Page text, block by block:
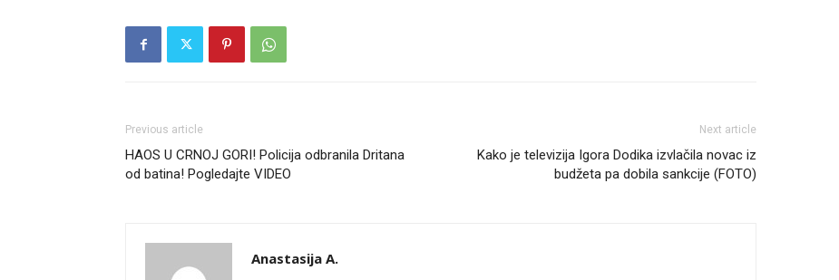
Previous article
HAOS U CRNOJ GORI! Policija odbranila Dritana
od batina! Pogledajte VIDEO
Next article
Kako je televizija Igora Dodika izvlačila novac iz
budžeta pa dobila sankcije (FOTO)
Anastasija A.